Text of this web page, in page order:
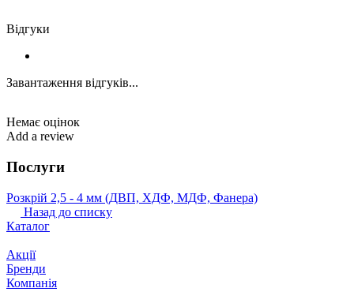
Відгуки
Завантаження відгуків...
Немає оцінок
Add a review
Послуги
Розкрій 2,5 ‐ 4 мм (ДВП, ХДФ, МДФ, Фанера)
Назад до списку
Каталог
Акції
Бренди
Компанія